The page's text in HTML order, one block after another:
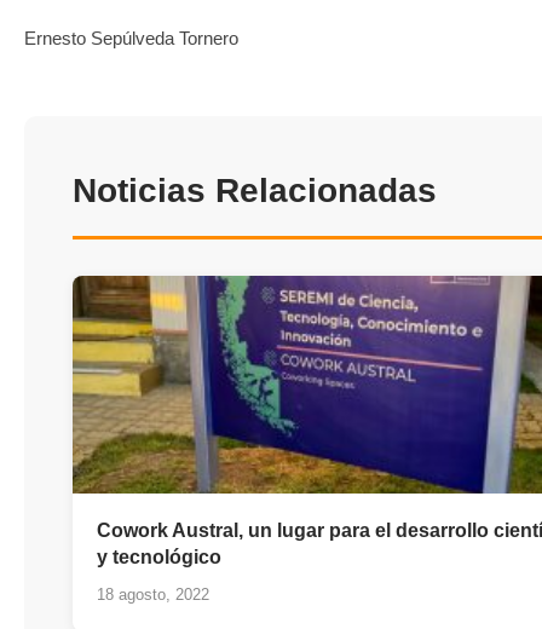
Ernesto Sepúlveda Tornero
Noticias Relacionadas
Cowork Austral, un lugar para el desarrollo
y tecnológico
18 agosto, 2022